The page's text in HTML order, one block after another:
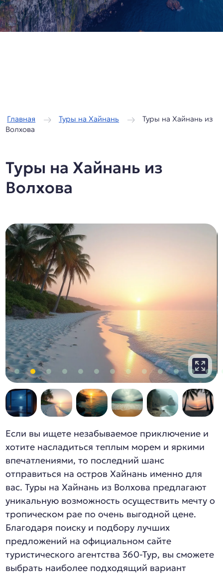
Главная / Туры на Хайнань /
Туры на Хайнань из
Волхова
Туры на Хайнань из
Волхова
Если вы ищете незабываемое приключение и
хотите насладиться теплым морем и яркими
впечатлениями, то последний шанс
отправиться на остров Хайнань именно для
вас. Туры на Хайнань из Волхова предлагают
уникальную возможность осуществить мечту о
тропическом рае по очень выгодной цене.
Благодаря поиску и подбору лучших
предложений на официальном сайте
туристического агентства 360-Тур, вы сможете
выбрать наиболее подходящий вариант